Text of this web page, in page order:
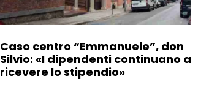
Caso centro “Emmanuele”, don
Silvio: «I dipendenti continuano a
ricevere lo stipendio»